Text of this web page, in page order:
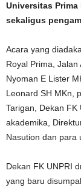
Universitas Prima
sekaligus
Acara yang
Royal Prima,
Nyoman E Lister
Leonard SH MKn,
Tarigan, Dekan FK
akademika,
Nasution dan para
Dekan FK UNPRI
yang baru